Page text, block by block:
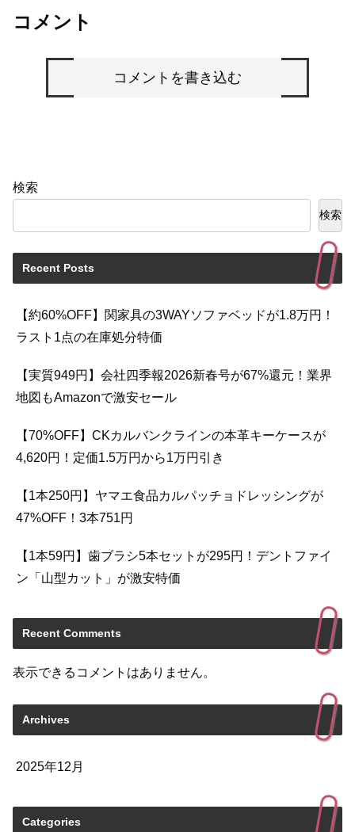
コメント
コメントを書き込む
検索
検索
Recent Posts
【約60%OFF】関家具の3WAYソファベッドが1.8万円！
ラスト1点の在庫処分特価
【実質949円】会社四季報2026新春号が67%還元！業界
地図もAmazonで激安セール
【70%OFF】CKカルバンクラインの本革キーケースが
4,620円！定価1.5万円から1万円引き
【1本250円】ヤマエ食品カルパッチョドレッシングが
47%OFF！3本751円
【1本59円】歯ブラシ5本セットが295円！デントファイ
ン「山型カット」が激安特価
Recent Comments
表示できるコメントはありません。
Archives
2025年12月
Categories